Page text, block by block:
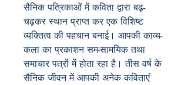
सैनिक पत्रिकाओं में कविता द्वारा बढ़-
चढ़कर स्थान प्राप्त कर एक विशिष्ट
व्यक्तित्व की पहचान बनाई। आपकी काव्य-
कला का प्रकाशन सम-सामयिक तथा
समाचार पत्रों में होता रहा है। तीस वर्ष के
सैनिक जीवन में आपकी अनेक कविताएं